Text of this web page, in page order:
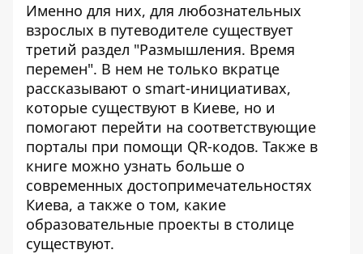
Именно для них, для любознательных
взрослых в путеводителе существует
третий раздел "Размышления. Время
перемен". В нем не только вкратце
рассказывают о smart-инициативах,
которые существуют в Киеве, но и
помогают перейти на соответствующие
порталы при помощи QR-кодов. Также в
книге можно узнать больше о
современных достопримечательностях
Киева, а также о том, какие
образовательные проекты в столице
существуют.